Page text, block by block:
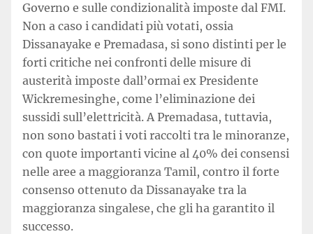
Governo e sulle condizionalità imposte dal FMI.
Non a caso i candidati più votati, ossia
Dissanayake e Premadasa, si sono distinti per le
forti critiche nei confronti delle misure di
austerità imposte dall’ormai ex Presidente
Wickremesinghe, come l’eliminazione dei
sussidi sull’elettricità. A Premadasa, tuttavia,
non sono bastati i voti raccolti tra le minoranze,
con quote importanti vicine al 40% dei consensi
nelle aree a maggioranza Tamil, contro il forte
consenso ottenuto da Dissanayake tra la
maggioranza singalese, che gli ha garantito il
successo.